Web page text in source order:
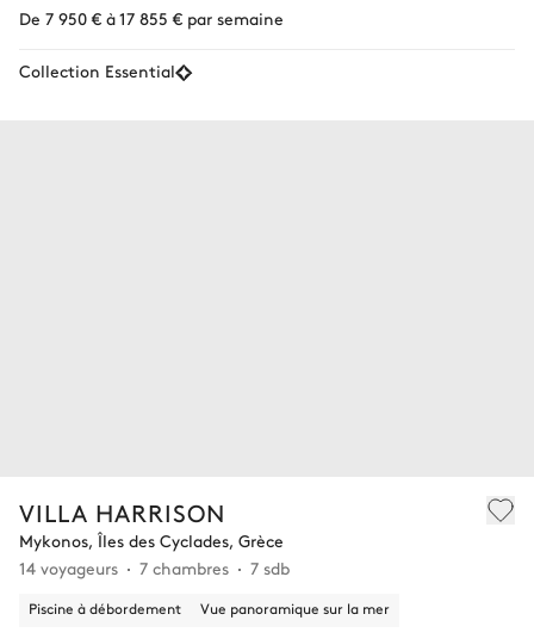
De 7 950 € à 17 855 € par semaine
Collection Essential
VILLA HARRISON
Mykonos, Îles des Cyclades, Grèce
14 voyageurs
7 chambres 7 sdb
Piscine à débordement Vue panoramique sur la mer